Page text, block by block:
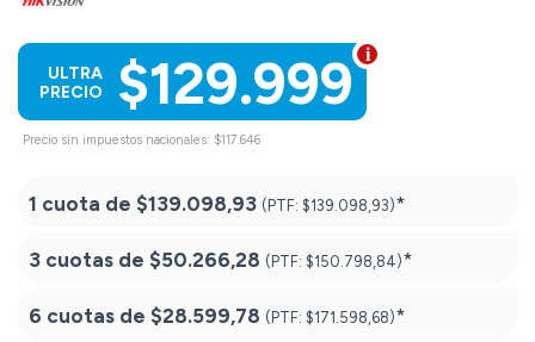
$129.999
ULTRA
PRECIO
Precio sin impuestos nacionales: $117.646
1 cuota de $139.098,93 (PTF: $139.098,93)*
3 cuotas de $50.266,28 (PTF: $150.798,84)*
6 cuotas de $28.599,78 (PTF: $171.598,68)*